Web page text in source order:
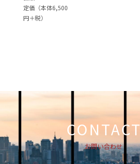
定価（本体6,500
円＋税）
CONTACT
お問い合わせ